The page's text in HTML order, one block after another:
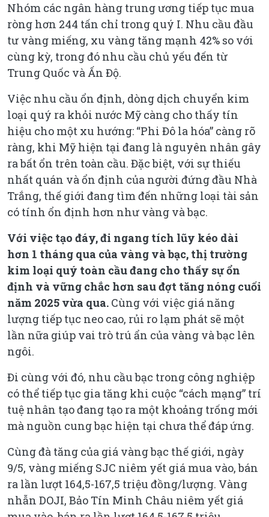
Nhóm các ngân hàng trung ương tiếp tục mua
ròng hơn 244 tấn chỉ trong quý I. Nhu cầu đầu
tư vàng miếng, xu vàng tăng mạnh 42% so với
cùng kỳ, trong đó nhu cầu chủ yếu đến từ
Trung Quốc và Ấn Độ.
Việc nhu cầu ổn định, dòng dịch chuyển kim
loại quý ra khỏi nước Mỹ càng cho thấy tín
hiệu cho một xu hướng: “Phi Đô la hóa” càng rõ
ràng, khi Mỹ hiện tại đang là nguyên nhân gây
ra bất ổn trên toàn cầu. Đặc biệt, với sự thiếu
nhất quán và ổn định của người đứng đầu Nhà
Trắng, thế giới đang tìm đến những loại tài sản
có tính ổn định hơn như vàng và bạc.
Với việc tạo đáy, đi ngang tích lũy kéo dài
hơn 1 tháng qua của vàng và bạc, thị trường
kim loại quý toàn cầu đang cho thấy sự ổn
định và vững chắc hơn sau đợt tăng nóng cuối
năm 2025 vừa qua. Cùng với việc giá năng
lượng tiếp tục neo cao, rủi ro lạm phát sẽ một
lần nữa giúp vai trò trú ẩn của vàng và bạc lên
ngôi.
Đi cùng với đó, nhu cầu bạc trong công nghiệp
có thể tiếp tục gia tăng khi cuộc “cách mạng” trí
tuệ nhân tạo đang tạo ra một khoảng trống mới
mà nguồn cung bạc hiện tại chưa thể đáp ứng.
Cùng đà tăng của giá vàng bạc thế giới, ngày
9/5, vàng miếng SJC niêm yết giá mua vào, bán
ra lần lượt 164,5-167,5 triệu đồng/lượng. Vàng
nhẫn DOJI, Bảo Tín Minh Châu niêm yết giá